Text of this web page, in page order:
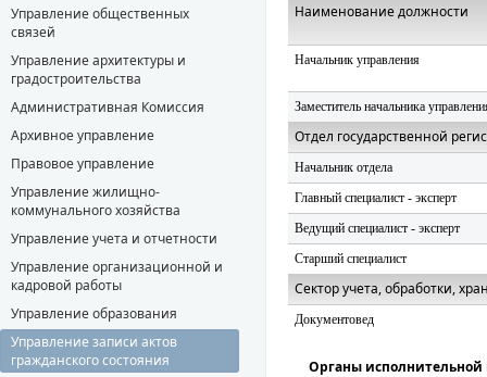
Управление общественных
связей
Управление архитектуры и
градостроительства
Административная Комиссия
Архивное управление
Правовое управление
Управление жилищно-
коммунального хозяйства
Управление учета и отчетности
Управление организационной и
кадровой работы
Управление образования
Управление записи актов
гражданского состояния
Наименование должности
Начальник управления
Заместитель начальника
Сектор учета, обработки,
Документовед
Отдел государственной
Начальник отдела
Главный специалист - эксперт
Ведущий специалист - эксперт
Старший специалист
Органы